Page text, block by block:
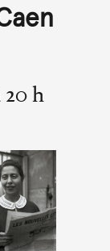
20 h